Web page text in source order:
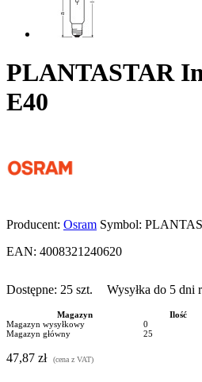
PLANTASTAR
E40
Producent: Osram Symbol:
EAN: 4008321240620
Dostępne: 25 szt. Wysyłka do 5 dni
Magazyn Ilość
Magazyn wysyłkowy
0
Magazyn główny
25
47,87 zł (cena z VAT)